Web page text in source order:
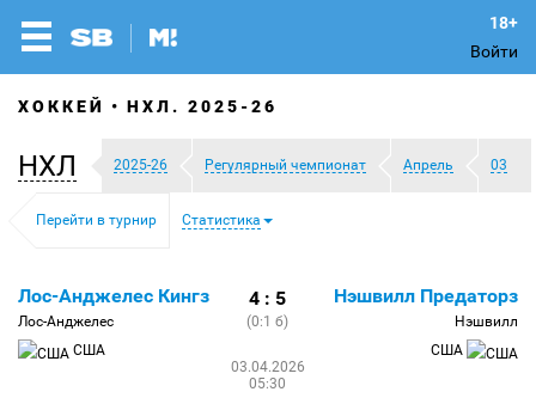
Войти
ХОККЕЙ НХЛ. 2025-26
НХЛ 2025-26 Регулярный чемпионат Апрель 03
Перейти в турнир Статистика
Лос-Анджелес Кингз
Лос-Анджелес
США
4 : 5
(0:1 б)
03.04.2026
05:30
Нэшвилл Предаторз
Нэшвилл
США